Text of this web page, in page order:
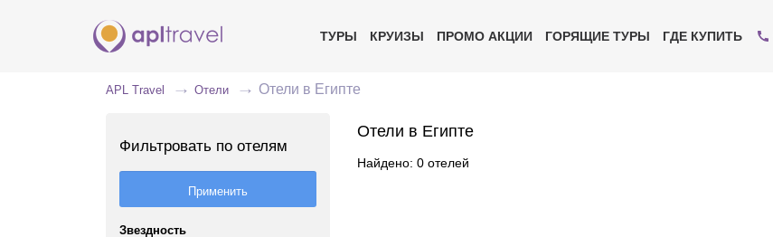
ТУРЫ КРУИЗЫ ПРОМО АКЦИИ ГОРЯЩИЕ ТУРЫ ГДЕ КУПИТЬ
APL Travel Отели Отели в Египте
Фильтровать по отелям
Звездность
Отели в Египте
Найдено: 0 отелей